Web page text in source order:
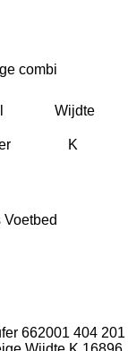
Wijdte
662001 404 201